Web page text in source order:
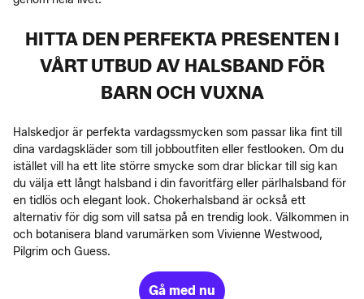
HITTA DEN PERFEKTA PRESENTEN I
VÅRT UTBUD AV HALSBAND FÖR
BARN OCH VUXNA
Halskedjor är perfekta vardagssmycken som passar lika fint till
dina vardagskläder som till jobboutfiten eller festlooken. Om du
istället vill ha ett lite större smycke som drar blickar till sig kan
du välja ett långt halsband i din favoritfärg eller pärlhalsband för
en tidlös och elegant look. Chokerhalsband är också ett
alternativ för dig som vill satsa på en trendig look. Välkommen in
och botanisera bland varumärken som Vivienne Westwood,
Pilgrim och Guess.
Gå med nu